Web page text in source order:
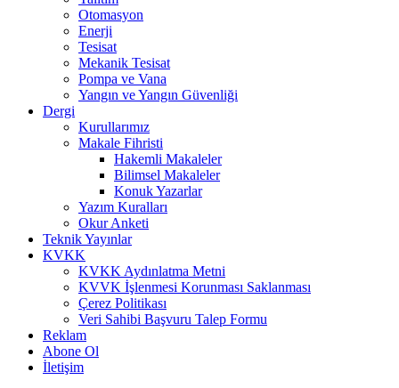
Otomasyon
Enerji
Tesisat
Mekanik Tesisat
Pompa ve Vana
Yangın ve Yangın Güvenliği
Dergi
Kurullarımız
Makale Fihristi
Hakemli Makaleler
Bilimsel Makaleler
Konuk Yazarlar
Yazım Kuralları
Okur Anketi
Teknik Yayınlar
KVKK
KVKK Aydınlatma Metni
KVVK İşlenmesi Korunması Saklanması
Çerez Politikası
Veri Sahibi Başvuru Talep Formu
Reklam
Abone Ol
İletişim